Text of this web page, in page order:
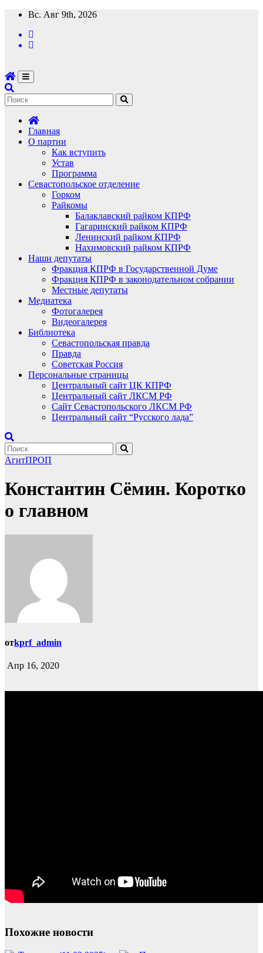
Перейти
содержимому
Вс. Авг 9th, 2026
Главная
О партии
Как вступить
Устав
Программа
Севастопольское отделение
Горком
Райкомы
Балаклавский райком КПРФ
Гагаринский райком КПРФ
Ленинский райком КПРФ
Нахимовский райком КПРФ
Наши депутаты
Фракция КПРФ в Государственной Думе
Фракция КПРФ в законодательном собрании
Местные депутаты
Медиатека
Фотогалерея
Видеогалерея
Библиотека
Севастопольская правда
Правда
Советская Россия
Персональные страницы
Центральный сайт ЦК КПРФ
Центральный сайт ЛКСМ РФ
Сайт Севастопольского ЛКСМ РФ
Центральный сайт “Русского лада”
АгитПРОП
Константин Сёмин. Коротко
о главном
отkprf_admin
Апр 16, 2020
Похожие новости